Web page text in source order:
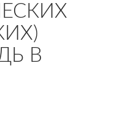
В